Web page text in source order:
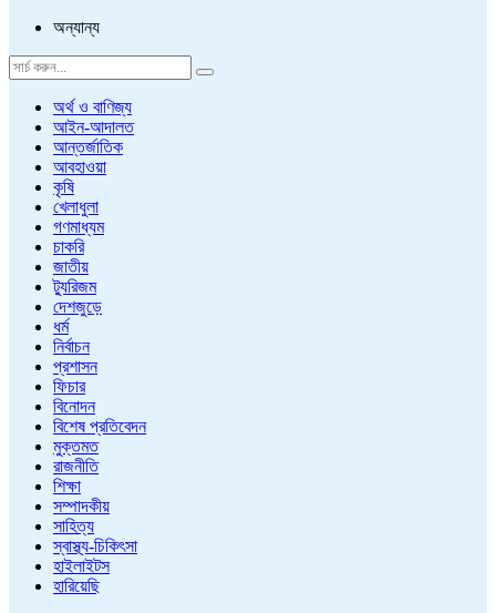
অন্যান্য
অর্থ ও বাণিজ্য
আইন-আদালত
আন্তর্জাতিক
আবহাওয়া
কৃষি
খেলাধুলা
গণমাধ্যম
চাকরি
জাতীয়
ট্যুরিজম
দেশজুড়ে
ধর্ম
নির্বাচন
প্রশাসন
ফিচার
বিনোদন
বিশেষ প্রতিবেদন
মুক্তমত
রাজনীতি
শিক্ষা
সম্পাদকীয়
সাহিত্য
স্বাস্থ্য-চিকিৎসা
হাইলাইটস
হারিয়েছি